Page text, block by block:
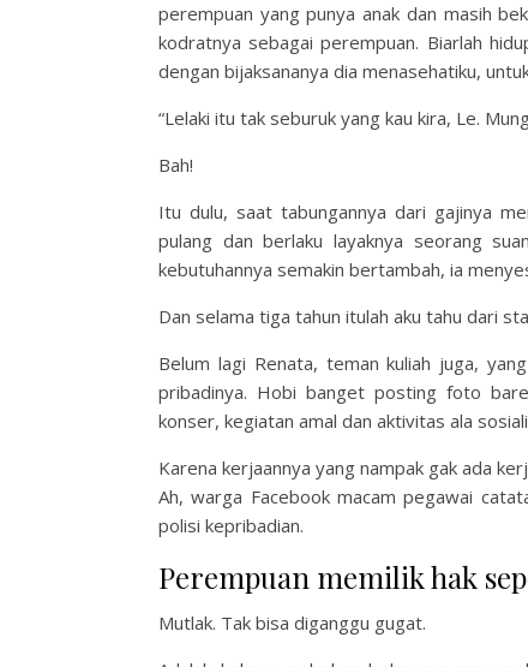
perempuan yang punya anak dan masih
kodratnya sebagai perempuan. Biarlah
dengan bijaksananya dia menasehatiku,
“Lelaki itu tak seburuk yang kau kira, Le.
Bah!
Itu dulu, saat tabungannya dari gajinya
pulang dan berlaku layaknya seorang
kebutuhannya semakin bertambah, ia
Dan selama tiga tahun itulah aku tahu dari
Belum lagi Renata, teman kuliah juga,
pribadinya. Hobi banget posting foto
konser, kegiatan amal dan aktivitas ala
Karena kerjaannya yang nampak gak ada
Ah, warga Facebook macam pegawai
polisi kepribadian.
Perempuan memilik hak
Mutlak. Tak bisa diganggu gugat.